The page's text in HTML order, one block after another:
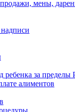
мены,
ребенка за пределы
алиментов